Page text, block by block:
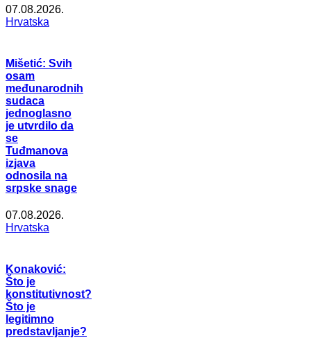
07.08.2026.
Hrvatska
Mišetić: Svih
osam
međunarodnih
sudaca
jednoglasno
je utvrdilo da
se
Tuđmanova
izjava
odnosila na
srpske snage
07.08.2026.
Hrvatska
Konaković:
Što je
konstitutivnost?
Što je
legitimno
predstavljanje?